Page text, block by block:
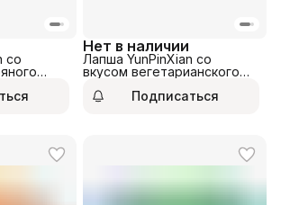
со
Нет в наличии
Лапша YunPinXian со
вкусом вегетарианского
Подписаться